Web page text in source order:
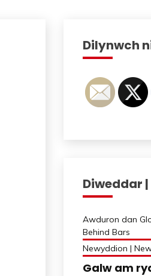
Dilynwch
Diweddar
Awduron dan
Behind Bars
Newyddion |
Galw am